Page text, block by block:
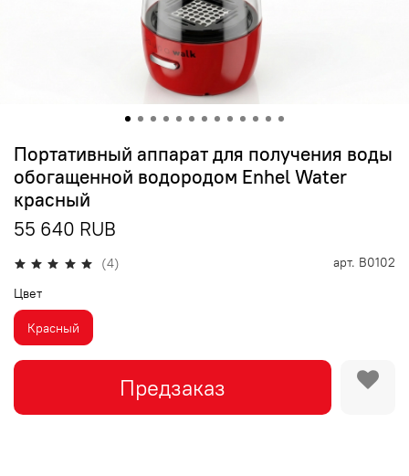
(4) арт. B0102
Портативный аппарат для получения воды
обогащенной водородом Enhel Water
красный
55 640 RUB
Предзаказ
Цвет
Красный